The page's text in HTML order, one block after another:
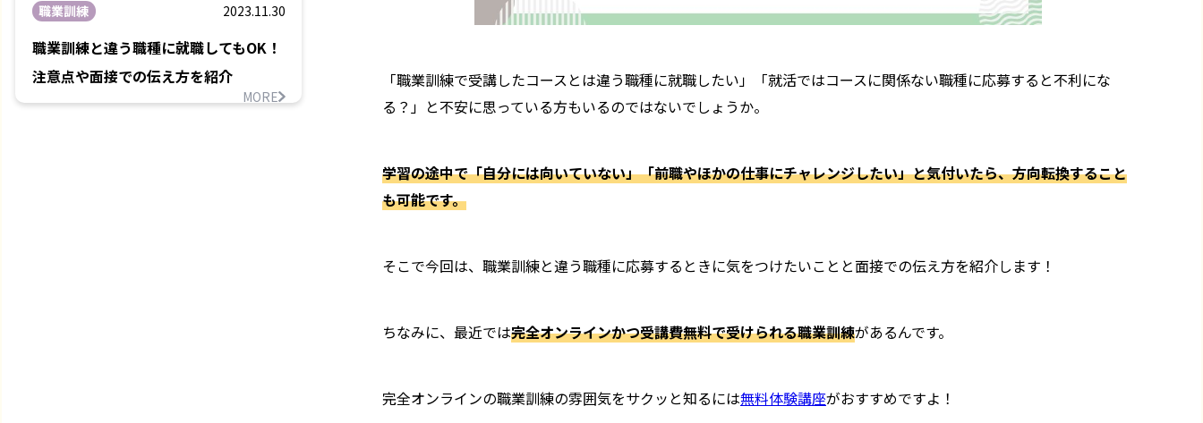
職業訓練
2023.11.30
職業訓練と違う職種に就職してもOK！
注意点や面接での伝え方を紹介
MORE
「職業訓練で受講したコースとは違う職種に就職したい」「就活ではコースに関係ない職種に応募すると不利にな
る？」と不安に思っている方もいるのではないでしょうか。
学習の途中で「自分には向いていない」「前職やほかの仕事にチャレンジしたい」と気付いたら、方向転換すること
も可能です。
そこで今回は、職業訓練と違う職種に応募するときに気をつけたいことと面接での伝え方を紹介します！
ちなみに、最近では完全オンラインかつ受講費無料で受けられる職業訓練があるんです。
完全オンラインの職業訓練の雰囲気をサクッと知るには無料体験講座がおすすめですよ！